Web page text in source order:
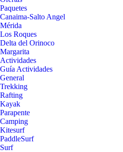
Paquetes
Canaima-Salto Angel
Mérida
Los Roques
Delta del Orinoco
Margarita
Actividades
Guía Actividades
General
Trekking
Rafting
Kayak
Parapente
Camping
Kitesurf
PaddleSurf
Surf